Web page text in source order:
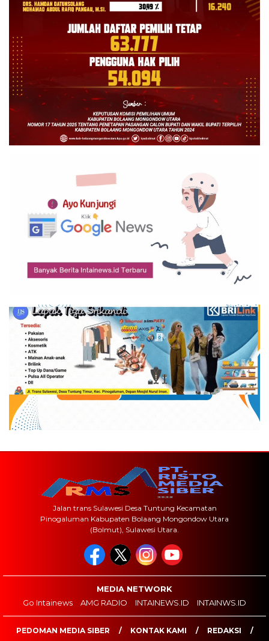
Jalan trans Sulawesi Desa Tuntung Kecamatan
Pinogaluman Kabupaten Bolaang Mongondow Utara
(Bolmut), Sulawesi Utara.
MEDIA NETWORK
Go Intainews
AMG RADIO INTAINEWS.ID INTAINWS.ID
PEDOMAN MEDIA SIBER KONTAK KAMI REDAKSI